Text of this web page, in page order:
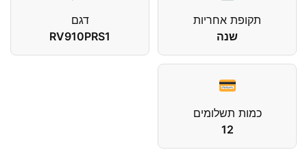
תקופת אחריות
שנה
דגם
RV910PRS1
כמות תשלומים
12